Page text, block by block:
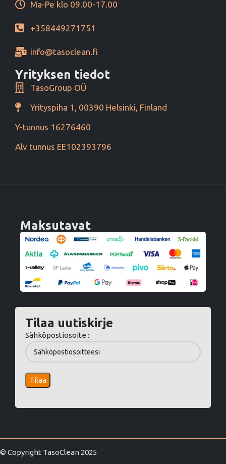
Ma-Pe klo 09.00-17.00
+358449271751
info@tasoclean.fi
Yrityksen tiedot
TasoGroup OÜ
Yrityspiha 1, 00390 Helsinki, Finland
Y-tunnus 16276460
Alv tunnus EE102393796
Maksutavat
Tilaa uutiskirje
Sähköpostiosoite :
© Copyright TasoClean 2025